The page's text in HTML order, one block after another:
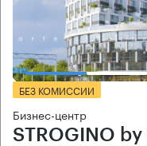
БЕЗ КОМИССИИ
Бизнес-центр
STROGINO